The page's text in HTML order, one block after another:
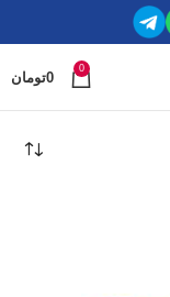
0
0تومان